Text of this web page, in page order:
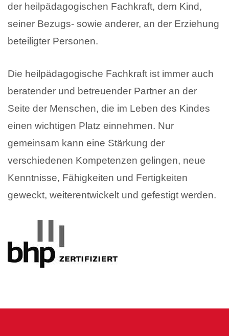
der heilpädagogischen Fachkraft, dem Kind,
seiner Bezugs- sowie anderer, an der Erziehung
beteiligter Personen.
Die heilpädagogische Fachkraft ist immer auch
beratender und betreuender Partner an der
Seite der Menschen, die im Leben des Kindes
einen wichtigen Platz einnehmen. Nur
gemeinsam kann eine Stärkung der
verschiedenen Kompetenzen gelingen, neue
Kenntnisse, Fähigkeiten und Fertigkeiten
geweckt, weiterentwickelt und gefestigt werden.